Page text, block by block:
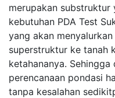
merupakan substruktur
kebutuhan PDA Test
yang akan
superstruktur ke tanah
ketahananya.
perencanaan pondasi
tanpa kesalahan